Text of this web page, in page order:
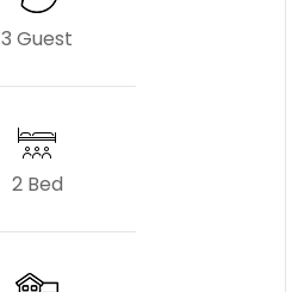
3 Guest
2 Bed